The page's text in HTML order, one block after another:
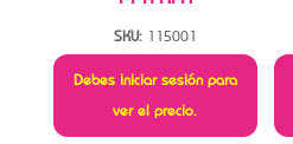
SKU: 115001
Debes iniciar sesión para
ver el precio.